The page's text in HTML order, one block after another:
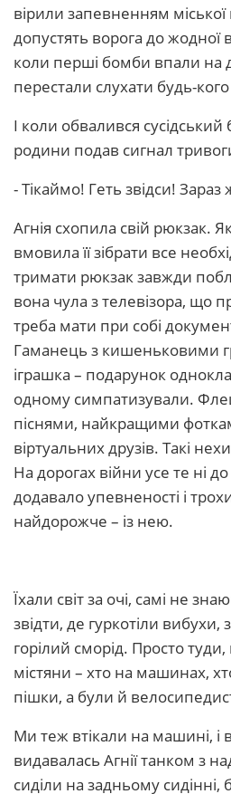
вірили запевненням
допустять ворога до
коли перші бомби впали на
перестали слухати будь-кого
І коли обвалився
родини подав сигнал
- Тікаймо! Геть звідси! Зараз
Агнія схопила свій рюкзак.
вмовила її зібрати все
тримати рюкзак завжди
вона чула з телевізора, що
треба мати при собі
Гаманець з кишеньковими
іграшка – подарунок
одному симпатизували.
піснями, найкращими
віртуальних друзів. Такі
На дорогах війни усе те ні
додавало упевненості і
найдорожче – із нею.
Їхали світ за очі, самі не
звідти, де гуркотіли вибухи,
горілий сморід. Просто туди,
містяни – хто на машинах,
пішки, а були й
Ми теж втікали на машині, і
видавалась Агнії танком з
сиділи на задньому